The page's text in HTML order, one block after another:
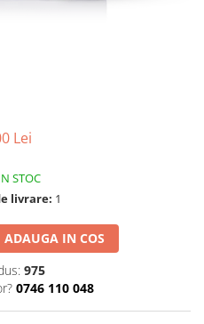
Lei
STOC
livrare: 1
ADAUGA IN COS
975
0746 110 048